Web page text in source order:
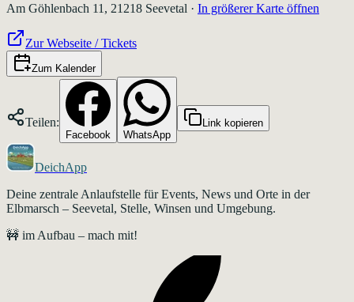
Am Göhlenbach 11, 21218 Seevetal · In größerer Karte öffnen
Zur Webseite / Tickets
Zum Kalender
Teilen:
Facebook WhatsApp
Link kopieren
DeichApp
Deine zentrale Anlaufstelle für Events, News und Orte in der
Elbmarsch – Seevetal, Stelle, Winsen und Umgebung.
🚧 im Aufbau – mach mit!